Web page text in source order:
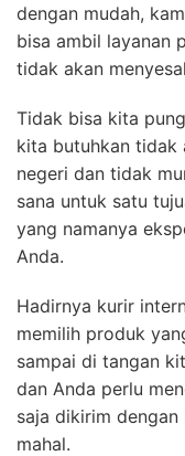
dengan mudah,
bisa ambil layanan
tidak akan
Tidak bisa kita
kita butuhkan tidak
negeri dan tidak
sana untuk satu
yang namanya
Anda.
Hadirnya kurir
memilih produk
sampai di tangan
dan Anda perlu
saja dikirim
mahal.